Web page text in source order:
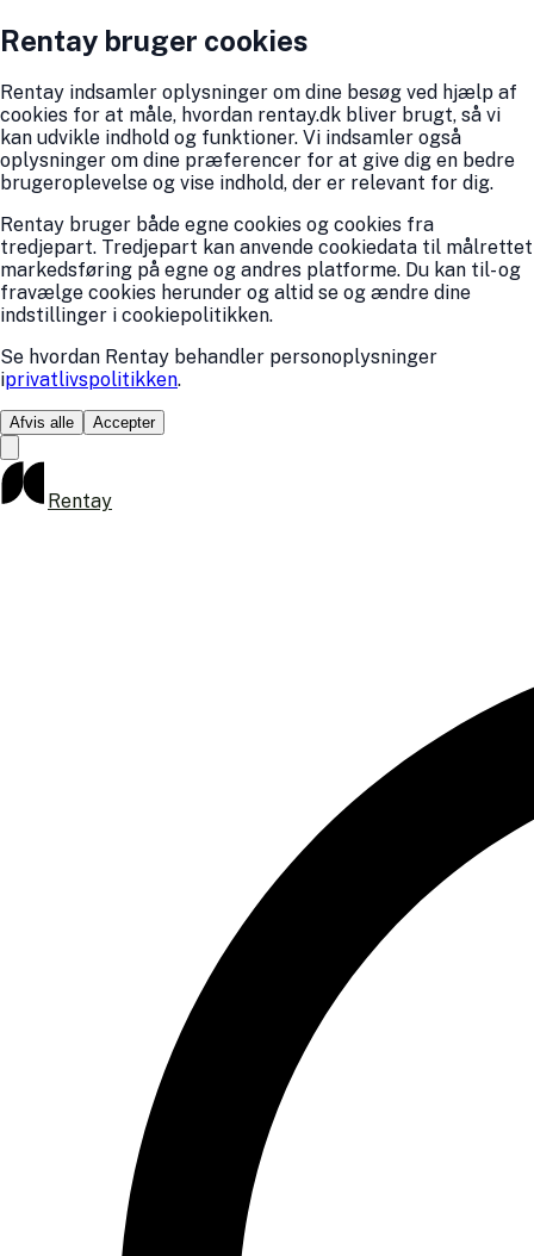
Rentay bruger cookies
Rentay indsamler oplysninger om dine besøg ved hjælp af
cookies for at måle, hvordan rentay.dk bliver brugt, så vi
kan udvikle indhold og funktioner. Vi indsamler også
oplysninger om dine præferencer for at give dig en bedre
brugeroplevelse og vise indhold, der er relevant for dig.
Rentay bruger både egne cookies og cookies fra
tredjepart. Tredjepart kan anvende cookiedata til målrettet
markedsføring på egne og andres platforme. Du kan til- og
fravælge cookies herunder og altid se og ændre dine
indstillinger i cookiepolitikken.
Se hvordan Rentay behandler personoplysninger
iprivatlivspolitikken.
Afvis alle Accepter
Rentay